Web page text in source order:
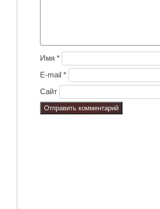
Имя *
E-mail *
Сайт